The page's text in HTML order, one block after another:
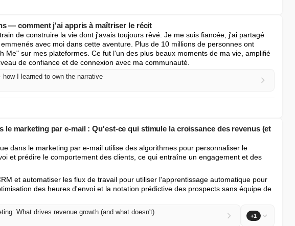
— comment j'ai appris à maîtriser le récit
de construire la vie dont j'avais toujours rêvé. Je me suis fiancée, j'ai partagé
avec moi dans cette aventure. Plus de 10 millions de personnes ont
Me" sur mes plateformes. Ce fut l'un des plus beaux moments de ma vie, amplifié
de confiance et de connexion avec ma communauté.
I learned to own the narrative
le marketing par e-mail : Qu'est-ce qui stimule la croissance des revenus (et
dans le marketing par e-mail utilise des algorithmes pour personnaliser le
et prédire le comportement des clients, ce qui entraîne un engagement et des
et automatiser les flux de travail pour utiliser l'apprentissage automatique pour
des heures d'envoi et la notation prédictive des prospects sans équipe de
What drives revenue growth (and what doesn't) +1